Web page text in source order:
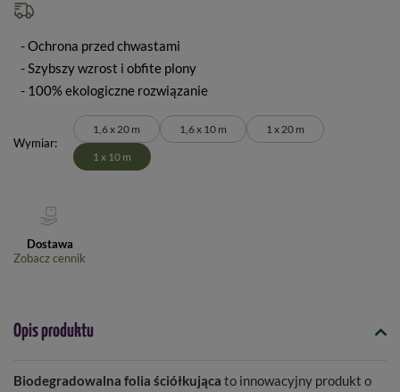
- Ochrona przed chwastami
- Szybszy wzrost i obfite plony
- 100% ekologiczne rozwiązanie
Wymiar
1,6 x 20 m 1,6 x 10 m 1 x 20 m
1 x 10 m
Dostawa
Zobacz cennik
Opis produktu
Biodegradowalna folia ściółkująca to innowacyjny produkt o